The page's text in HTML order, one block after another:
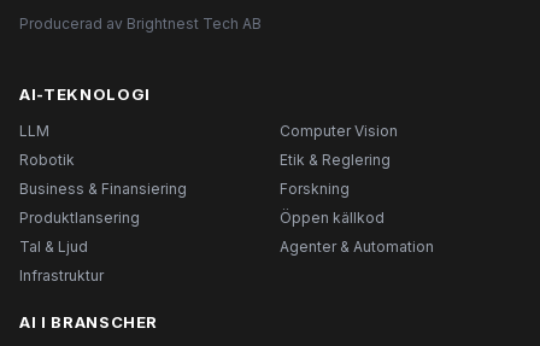
Producerad av Brightnest Tech AB
AI-TEKNOLOGI
LLM
Computer Vision
Robotik
Etik & Reglering
Business & Finansiering
Forskning
Produktlansering
Öppen källkod
Tal & Ljud
Agenter & Automation
Infrastruktur
AI I BRANSCHER